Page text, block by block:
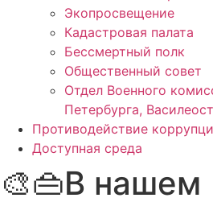
Экопросвещение
Кадастровая палата
Бессмертный полк
Общественный совет
Отдел Военного
Петербурга,
Противодействие
Доступная среда
🎨👜В нашем